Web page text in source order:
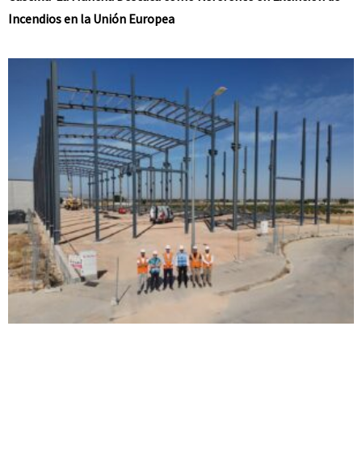
Incendios en la Unión Europea